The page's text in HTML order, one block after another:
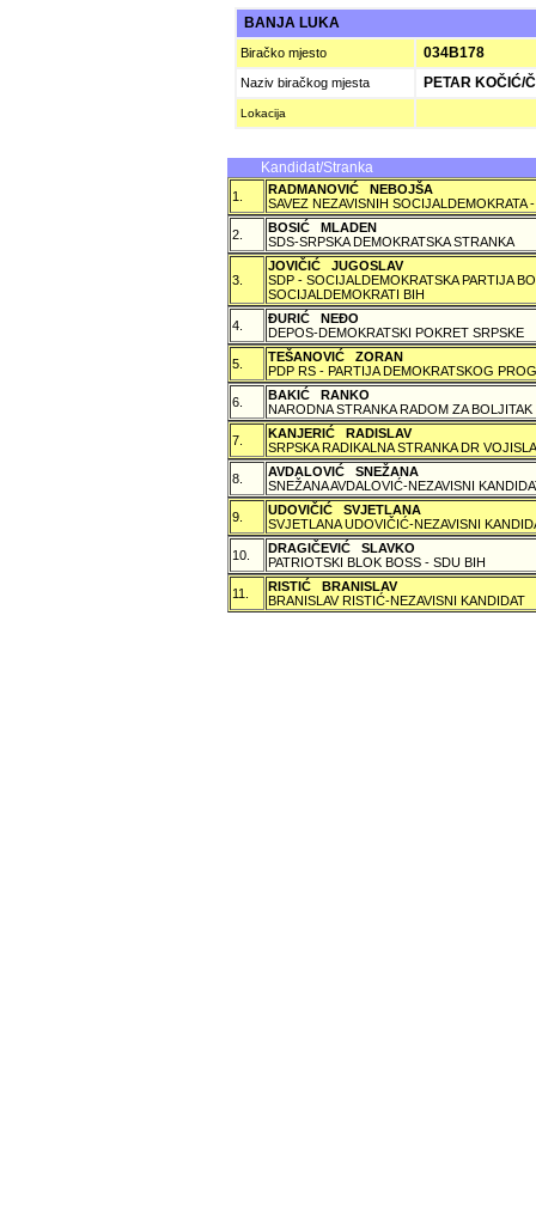
BANJA LUKA
Biračko mjesto 034B178
Naziv biračkog mjesta PETAR KOČIĆ/
Lokacija
Kandidat/Stranka
1.
RADMANOVIĆ NEBOJŠA
SAVEZ NEZAVISNIH SOCIJALDEMOKRATA
2.
BOSIĆ MLADEN
SDS-SRPSKA DEMOKRATSKA STRANKA
3.
JOVIČIĆ JUGOSLAV
SDP - SOCIJALDEMOKRATSKA PARTIJA
SOCIJALDEMOKRATI BIH
4.
ÐURIĆ NEÐO
DEPOS-DEMOKRATSKI POKRET SRPSKE
5.
TEŠANOVIĆ ZORAN
PDP RS - PARTIJA DEMOKRATSKOG
6.
BAKIĆ RANKO
NARODNA STRANKA RADOM ZA BOLJITAK
7.
KANJERIĆ RADISLAV
SRPSKA RADIKALNA STRANKA DR
8.
AVDALOVIĆ SNEŽANA
SNEŽANA AVDALOVIĆ-NEZAVISNI
9.
UDOVIČIĆ SVJETLANA
SVJETLANA UDOVIČIĆ-NEZAVISNI
10.
DRAGIČEVIĆ SLAVKO
PATRIOTSKI BLOK BOSS - SDU BIH
11.
RISTIĆ BRANISLAV
BRANISLAV RISTIĆ-NEZAVISNI KANDIDAT